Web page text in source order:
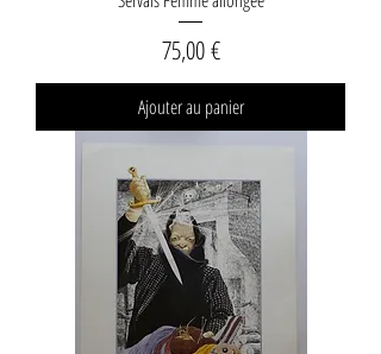
Prix
75,00 €
Ajouter au panier